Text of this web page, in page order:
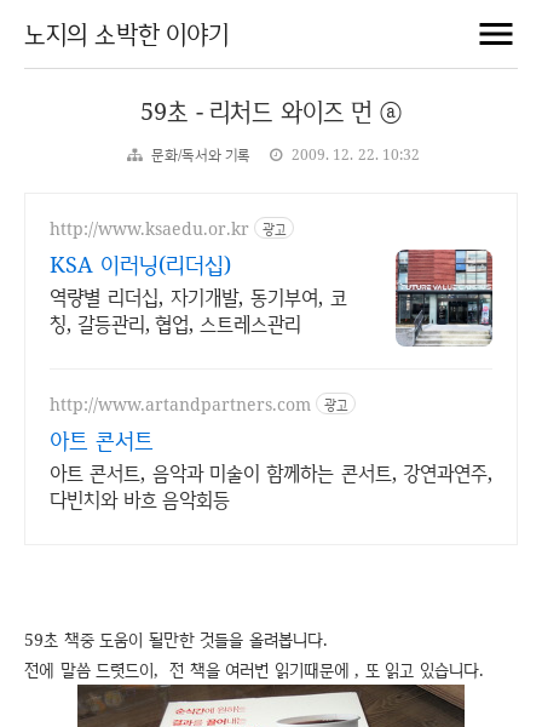
노지의 소박한 이야기
59초 - 리처드 와이즈 먼 ⓐ
문화/독서와 기록 2009. 12. 22. 10:32
http://www.ksaedu.or.kr 광고
KSA 이러닝(리더십)
역량별 리더십, 자기개발, 동기부여, 코
칭, 갈등관리, 협업, 스트레스관리
http://www.artandpartners.com 광고
아트 콘서트
아트 콘서트, 음악과 미술이 함께하는 콘서트, 강연과연주,
다빈치와 바흐 음악회등
59초 책중 도움이 될만한 것들을 올려봅니다.
전에 말씀 드렷드이, 전 책을 여러번 읽기때문에 , 또 읽고 있습니다.